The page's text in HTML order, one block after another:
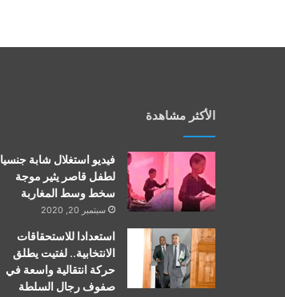
الأكثر مشاهدة
فيديو استغلال شابة جنسيا
لطفل قاصر يثير موجة
سخط وسط المغاربة
سبتمبر 20, 2020
استعدادا للاستحقاقات
الانتخابية.. لفتيت يطلق
حركة انتقالية واسعة في
صفوف رجال السلطة